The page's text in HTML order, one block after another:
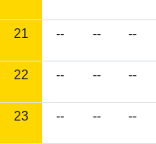
21 -- -- --
22 -- -- --
23 -- -- --